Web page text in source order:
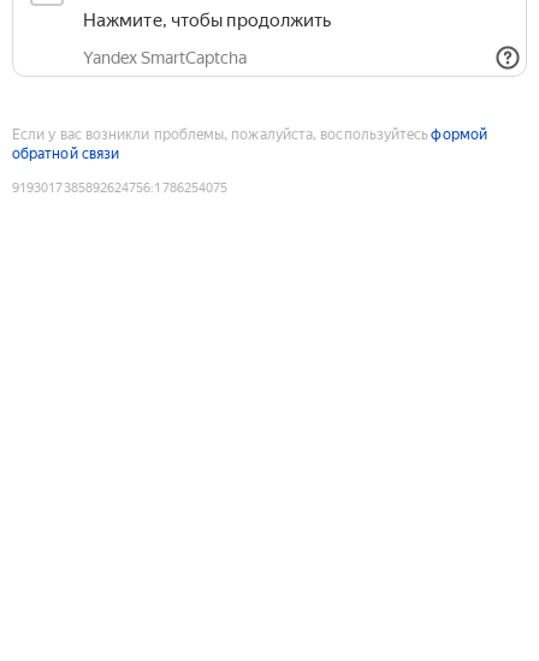
Нажмите, чтобы продолжить
Yandex SmartCaptcha
Если у вас возникли проблемы, пожалуйста, воспользуйтесьформой
обратной связи
9193017385892624756:1786254075